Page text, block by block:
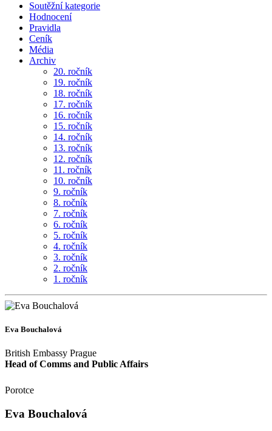
Soutěžní kategorie
Hodnocení
Pravidla
Ceník
Média
Archiv
20. ročník
19. ročník
18. ročník
17. ročník
16. ročník
15. ročník
14. ročník
13. ročník
12. ročník
11. ročník
10. ročník
9. ročník
8. ročník
7. ročník
6. ročník
5. ročník
4. ročník
3. ročník
2. ročník
1. ročník
Eva Bouchalová
British Embassy Prague
Head of Comms and Public Affairs
Porotce
Eva Bouchalová